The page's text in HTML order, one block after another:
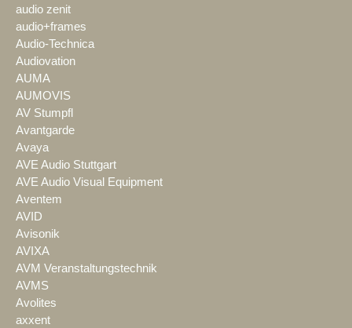
audio zenit
audio+frames
Audio-Technica
Audiovation
AUMA
AUMOVIS
AV Stumpfl
Avantgarde
Avaya
AVE Audio Stuttgart
AVE Audio Visual Equipment
Aventem
AVID
Avisonik
AVIXA
AVM Veranstaltungstechnik
AVMS
Avolites
axxent